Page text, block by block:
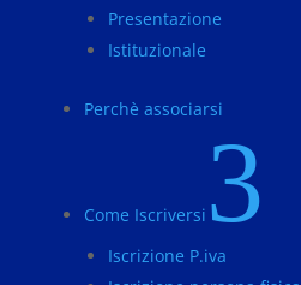
Presentazione
Istituzionale
Perchè associarsi
Come Iscriversi 3
Iscrizione P.iva